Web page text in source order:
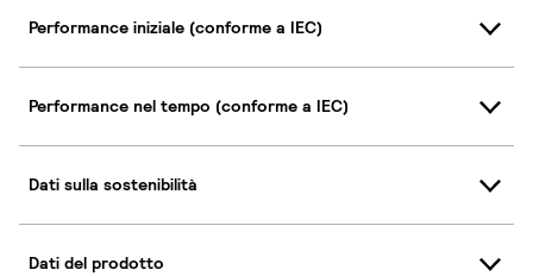
Performance iniziale (conforme a IEC)
Performance nel tempo (conforme a IEC)
Dati sulla sostenibilità
Dati del prodotto